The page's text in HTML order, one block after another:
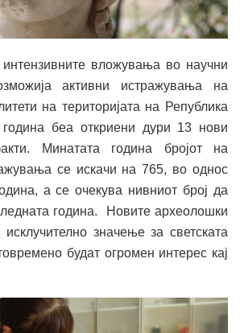
интензивните вложувања во научни
активни истражувања на
на територијата на Република
беа откриени дури 13 нови
Минатата година бројот на
се искачи на 765, во однос
а се очекува нивниот број да
година. Новите археолошки
значење за светската
будат огромен интерес кај